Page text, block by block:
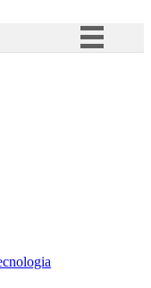
à informação